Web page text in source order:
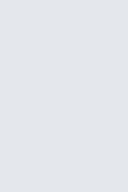
ordinateur.
compromis
dès maintenant